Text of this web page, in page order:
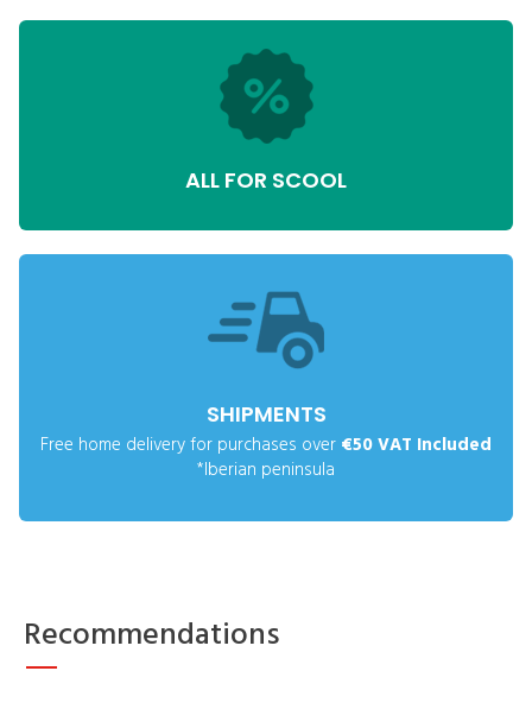
ALL FOR SCOOL
SHIPMENTS
Free home delivery for purchases over €50 VAT Included
*Iberian peninsula
Recommendations